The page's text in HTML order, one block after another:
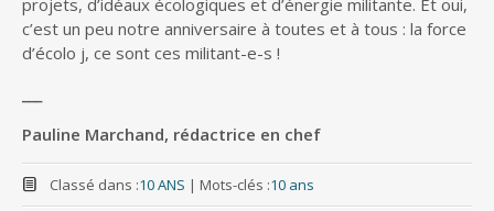
c’est un peu notre anniversaire à toutes et à tous : la force
d’écolo j, ce sont ces militant-e-s !
Pauline Marchand, rédactrice en chef
Classé dans :10 ANS | Mots-clés :10 ans